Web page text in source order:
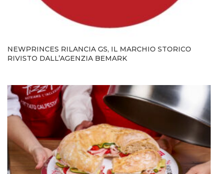
NEWPRINCES RILANCIA GS, IL MARCHIO STORICO
RIVISTO DALL’AGENZIA BEMARK